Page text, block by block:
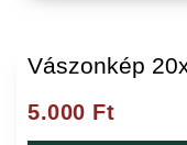
Vászonkép
5.000 Ft